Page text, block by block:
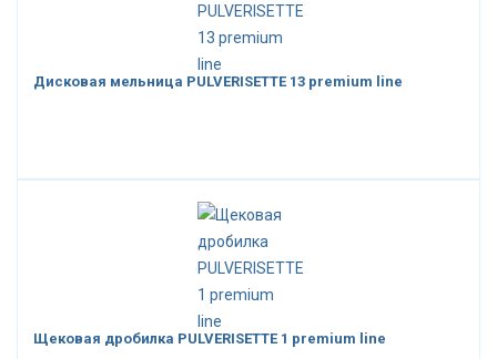
Дисковая мельница PULVERISETTE 13 premium line
Щековая дробилка PULVERISETTE 1 premium line